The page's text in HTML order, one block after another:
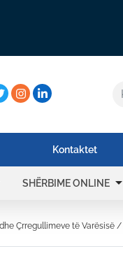
Kontaktet
SHËRBIME ONLINE arrow_drop_down
Çrregullimeve të Varësisë /